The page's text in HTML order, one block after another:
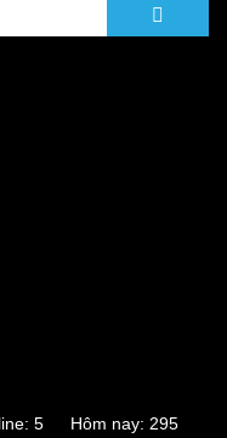
5 Hôm nay: 295